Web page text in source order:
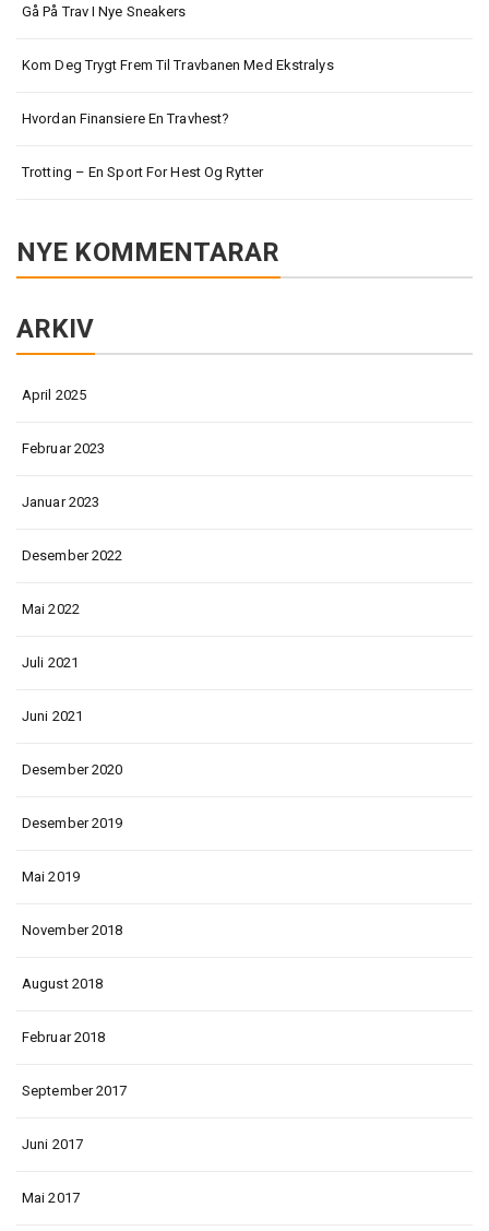
Gå På Trav I Nye Sneakers
Kom Deg Trygt Frem Til Travbanen Med Ekstralys
Hvordan Finansiere En Travhest?
Trotting – En Sport For Hest Og Rytter
NYE KOMMENTARAR
ARKIV
April 2025
Februar 2023
Januar 2023
Desember 2022
Mai 2022
Juli 2021
Juni 2021
Desember 2020
Desember 2019
Mai 2019
November 2018
August 2018
Februar 2018
September 2017
Juni 2017
Mai 2017